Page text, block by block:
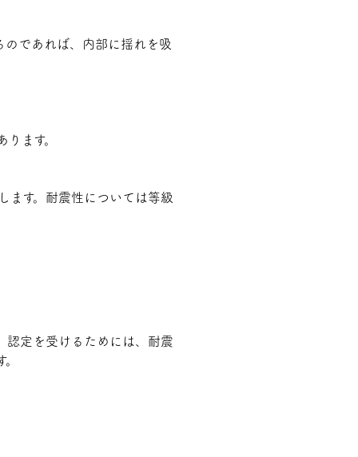
であれば、内部に揺れを吸
ます。
ます。耐震性については等級
認定を受けるためには、耐震